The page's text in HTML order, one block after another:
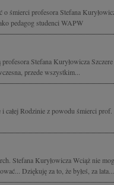
śmierci profesora Stefana
pedagog studenci WAPW
Stefana Kuryłowicza
przede wszystkim...
całej Rodzinie z powodu śmierci prof.
Stefana Kuryłowicza Wciąż nie
Dziękuję za to, że byłeś, za lata...